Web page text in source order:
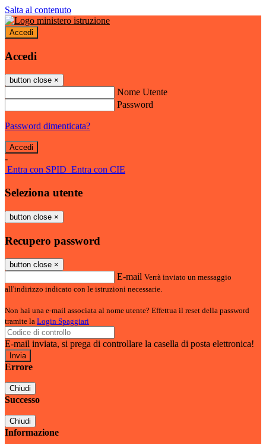
Salta al contenuto
Accedi
Accedi
button close ×
Nome Utente
Password
Password dimenticata?
-
Entra con SPID Entra con CIE
Seleziona utente
button close ×
Recupero password
button close ×
E-mail Verrà inviato un messaggio
all'indirizzo indicato con le istruzioni necessarie.
Non hai una e-mail associata al nome utente? Effettua il reset della password
tramite la Login Spaggiari
E-mail inviata, si prega di controllare la casella di posta elettronica!
Errore
Chiudi
Successo
Chiudi
Informazione